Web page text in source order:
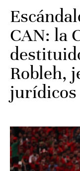
CAN: la
Robleh,
jurídicos